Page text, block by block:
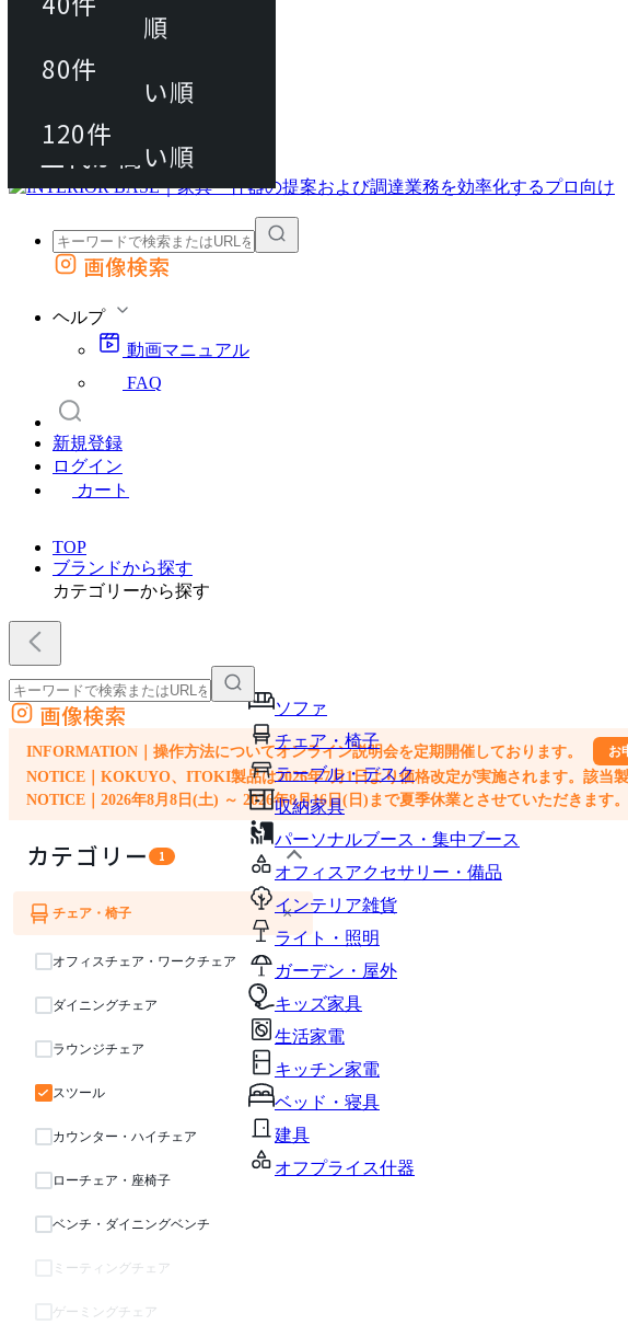
動画マニュアル
FAQ
カート
外部サイトの商品をカートに追加
画像検索
ヘルプ
動画マニュアル
FAQ
新規登録
ログイン
カート
TOP
ブランドから探す
カテゴリーから探す
ソファ
チェア・椅子
テーブル・デスク
収納家具
パーソナルブース・集中ブース
オフィスアクセサリー・備品
インテリア雑貨
ライト・照明
ガーデン・屋外
キッズ家具
生活家電
キッチン家電
ベッド・寝具
建具
オフプライス什器
外部サイトの商品をカートに追加
他のサイトで見つけた商品ページのURLを貼り付けて、カートに追加できます
画像検索
INFORMATION｜操作方法についてオンライン説明会を定期開催しております。 お
NOTICE｜KOKUYO、ITOKI製品は2026年7月1日より価格改定が実施されます。該当
NOTICE｜2026年8月8日(土) ～ 2026年8月16日(日)まで夏季休業とさせていただきます。
カテゴリー 1
ソファ
チェア・椅子 ×
オフィスチェア・ワークチェア
ダイニングチェア
ラウンジチェア
スツール
カウンター・ハイチェア
ローチェア・座椅子
ベンチ・ダイニングベンチ
ミーティングチェア
ゲーミングチェア
80件
120件
おすすめ順
上代が安い順
上代が高い順
80件
120件